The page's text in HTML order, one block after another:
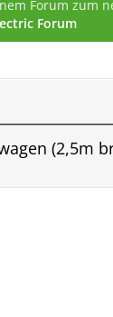
Forum zum
Forum
(2,5m